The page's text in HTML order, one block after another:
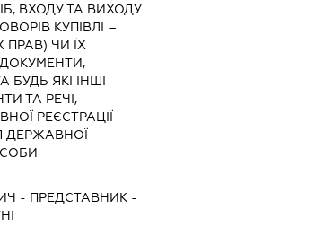
ВХОДУ ТА ВИХОДУ
КУПІВЛІ –
ЧИ ЇХ
БУДЬ ЯКІ ІНШІ
ТА РЕЧІ,
РЕЄСТРАЦІЇ
ДЕРЖАВНОЇ
- ПРЕДСТАВНИК -